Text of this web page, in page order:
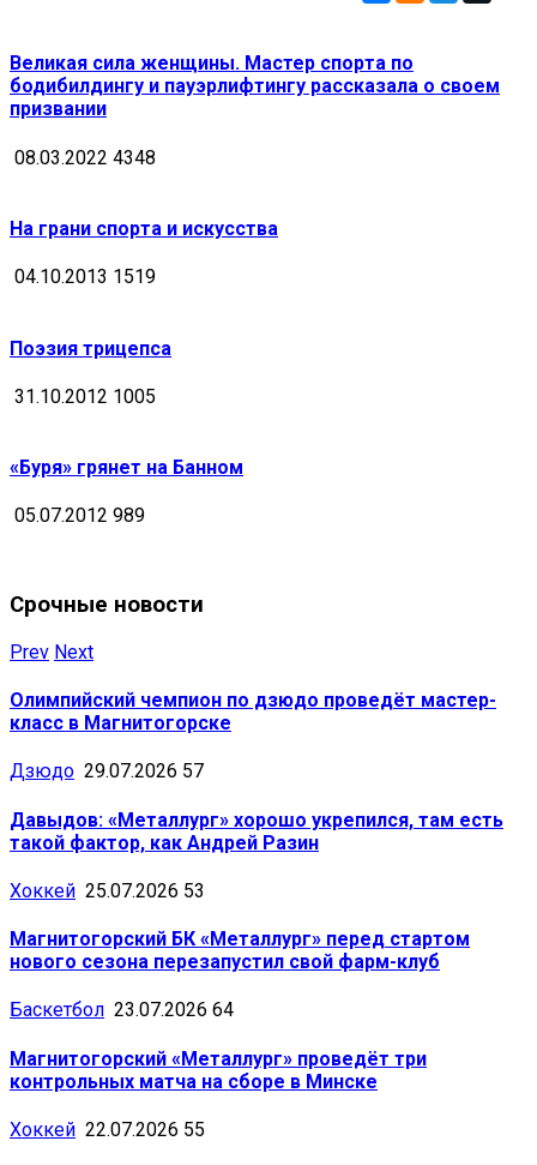
Великая сила женщины. Мастер спорта по
бодибилдингу и пауэрлифтингу рассказала о своем
призвании
08.03.2022 4348
На грани спорта и искусства
04.10.2013 1519
Поэзия трицепса
31.10.2012 1005
«Буря» грянет на Банном
05.07.2012 989
Срочные новости
Prev Next
Олимпийский чемпион по дзюдо проведёт мастер-
класс в Магнитогорске
Дзюдо 29.07.2026 57
Давыдов: «Металлург» хорошо укрепился, там есть
такой фактор, как Андрей Разин
Хоккей 25.07.2026 53
Магнитогорский БК «Металлург» перед стартом
нового сезона перезапустил свой фарм-клуб
Баскетбол 23.07.2026 64
Магнитогорский «Металлург» проведёт три
контрольных матча на сборе в Минске
Хоккей 22.07.2026 55